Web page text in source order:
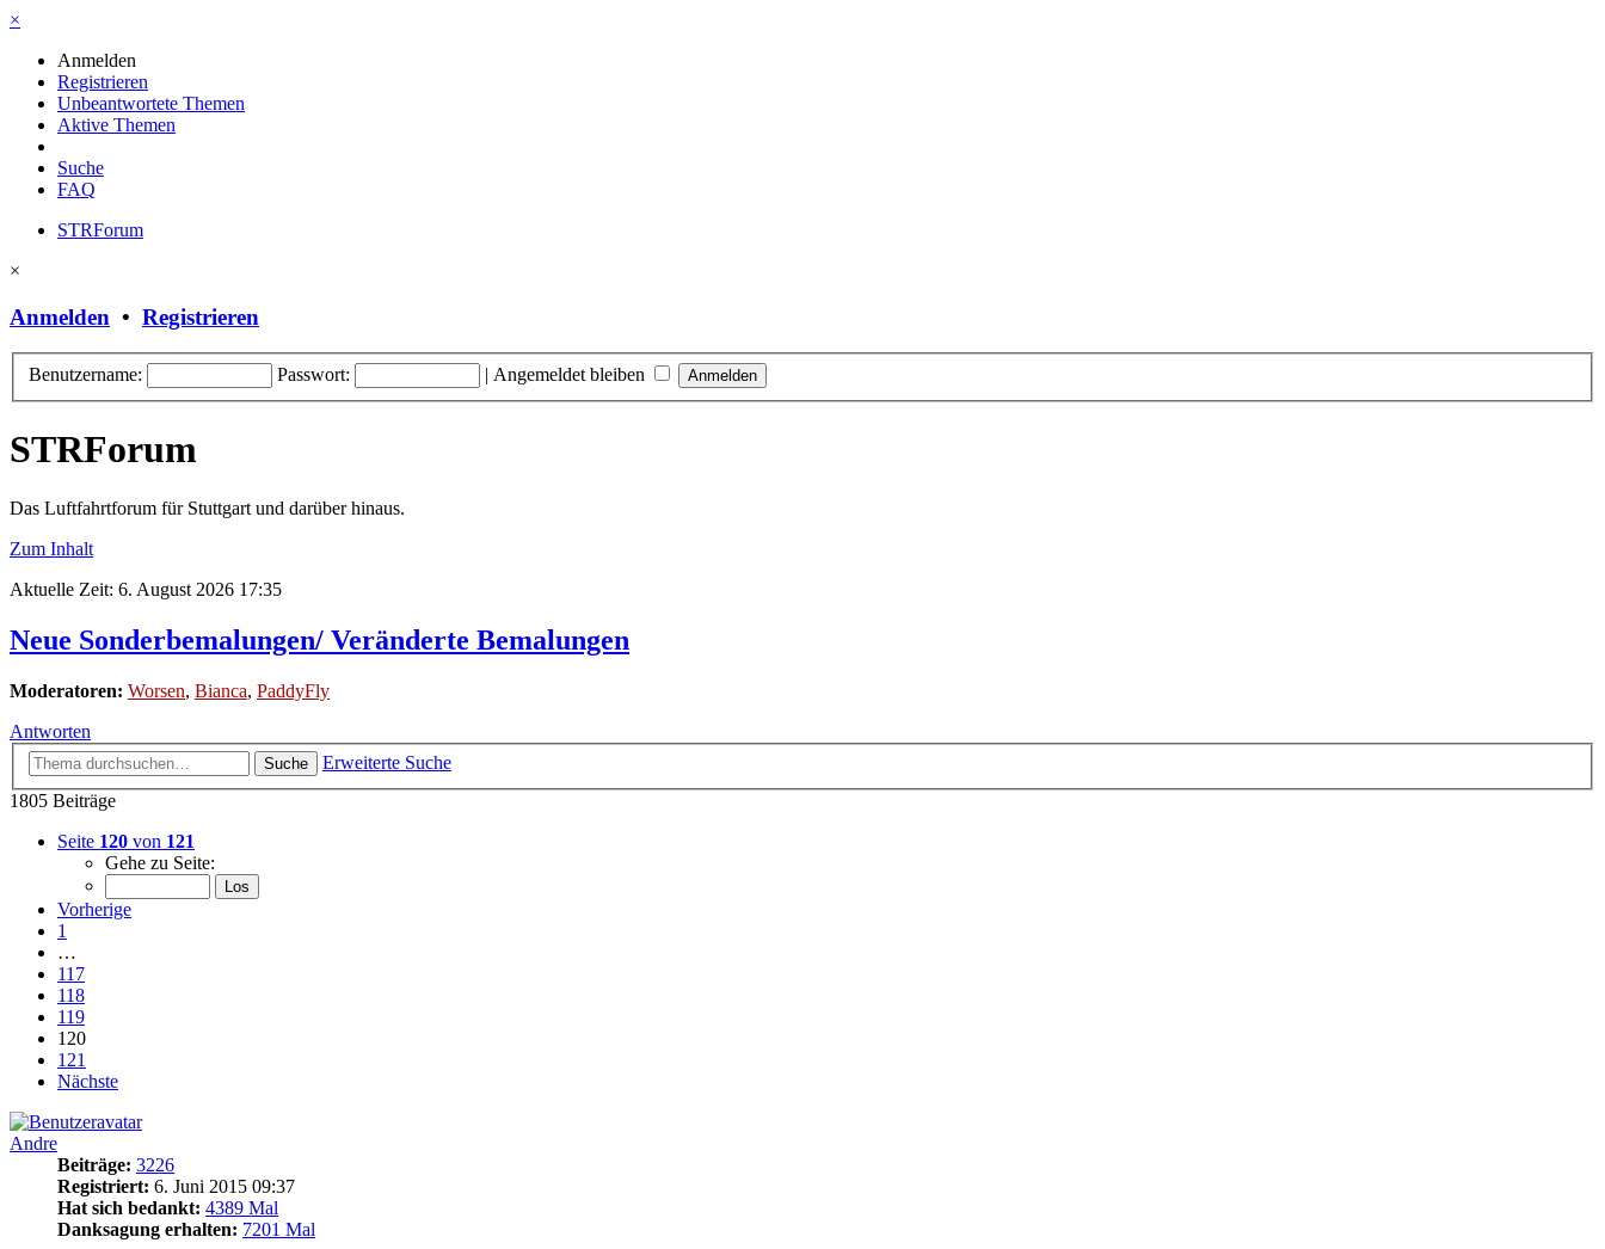
×
Anmelden
Registrieren
Unbeantwortete Themen
Aktive Themen
Suche
FAQ
STRForum
×
Anmelden • Registrieren
Benutzername: Passwort: | Angemeldet bleiben
STRForum
Das Luftfahrtforum für Stuttgart und darüber hinaus.
Zum Inhalt
Aktuelle Zeit: 6. August 2026 17:35
Neue Sonderbemalungen/ Veränderte Bemalungen
Moderatoren: Worsen, Bianca, PaddyFly
Antworten
Suche
Erweiterte Suche
1805 Beiträge
Seite 120 von 121
Gehe zu Seite:
Vorherige
1
…
117
118
119
120
121
Nächste
Andre
Beiträge: 3226
Registriert: 6. Juni 2015 09:37
Hat sich bedankt: 4389 Mal
Danksagung erhalten: 7201 Mal